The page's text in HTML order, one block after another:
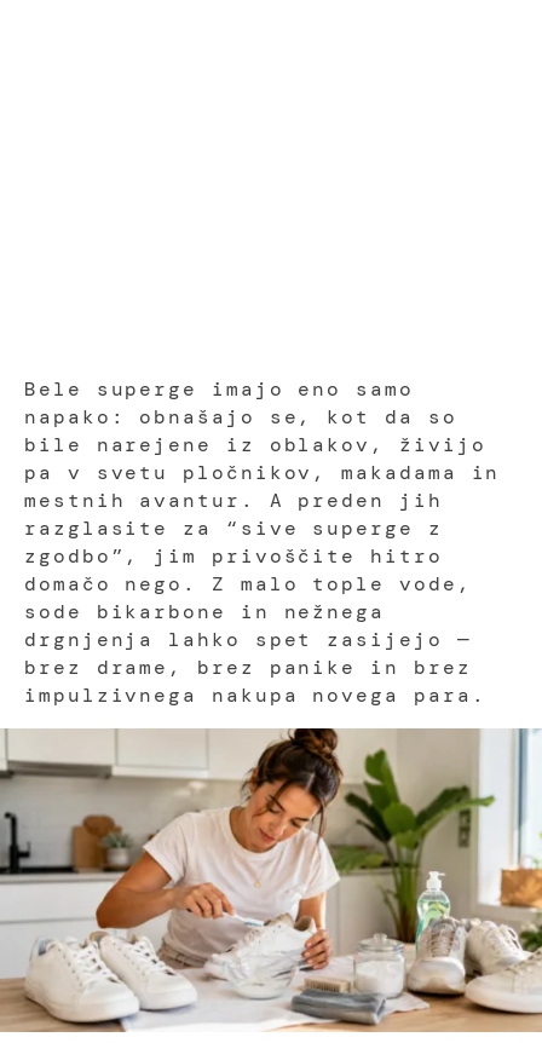
Bele superge imajo eno samo
napako: obnašajo se, kot da so
bile narejene iz oblakov, živijo
pa v svetu pločnikov, makadama in
mestnih avantur. A preden jih
razglasite za “sive superge z
zgodbo”, jim privoščite hitro
domačo nego. Z malo tople vode,
sode bikarbone in nežnega
drgnjenja lahko spet zasijejo —
brez drame, brez panike in brez
impulzivnega nakupa novega para.